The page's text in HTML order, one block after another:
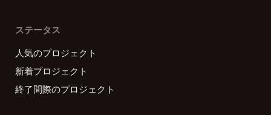
ステータス
人気のプロジェクト
新着プロジェクト
終了間際のプロジェクト